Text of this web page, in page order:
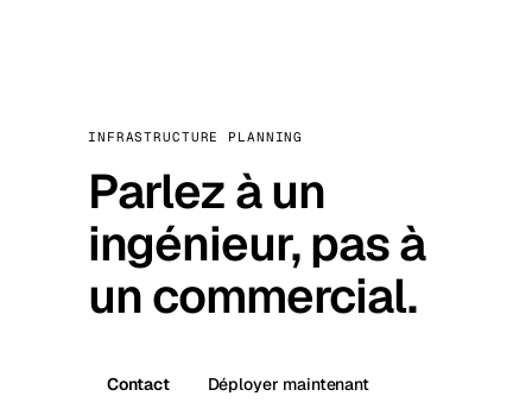
INFRASTRUCTURE PLANNING
Parlez à un
ingénieur, pas à
un commercial.
Contact Déployer maintenant